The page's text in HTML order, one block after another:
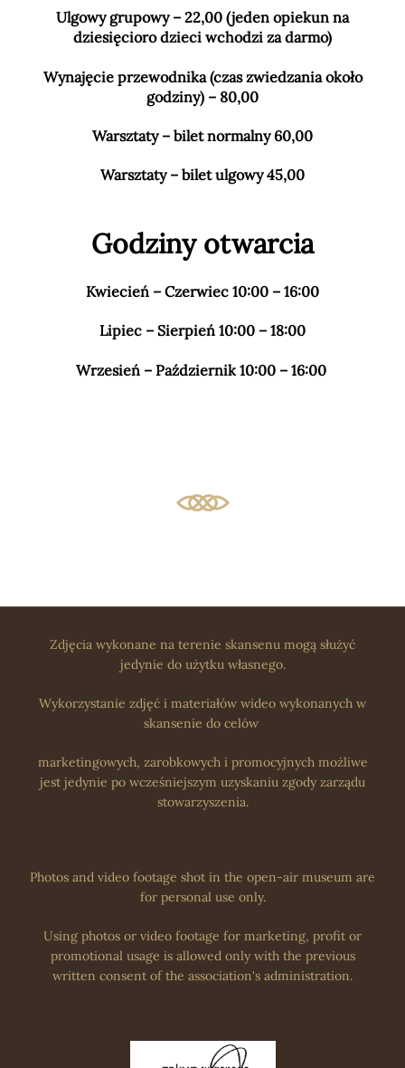
Ulgowy grupowy – 22,00 (jeden opiekun na
dziesięcioro dzieci wchodzi za darmo)
Wynajęcie przewodnika (czas zwiedzania około
godziny) – 80,00
Warsztaty – bilet normalny 60,00
Warsztaty – bilet ulgowy 45,00
Godziny otwarcia
Kwiecień – Czerwiec 10:00 – 16:00
Lipiec – Sierpień 10:00 – 18:00
Wrzesień – Październik 10:00 – 16:00
Zdjęcia wykonane na terenie skansenu mogą służyć
jedynie do użytku własnego.
Wykorzystanie zdjęć i materiałów wideo wykonanych w
skansenie do celów
marketingowych, zarobkowych i promocyjnych możliwe
jest jedynie po wcześniejszym uzyskaniu zgody zarządu
stowarzyszenia.
Photos and video footage shot in the open-air museum are
for personal use only.
Using photos or video footage for marketing, profit or
promotional usage is allowed only with the previous
written consent of the association's administration.